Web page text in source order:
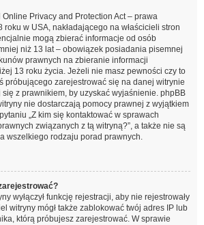
Online Privacy and Protection Act – prawa
w USA, nakładającego na właścicieli stron
mogą zbierać informacje od osób
niż 13 lat – obowiązek posiadania pisemnej
prawnych na zbieranie informacji
13 roku życia. Jeżeli nie masz pewności czy to
próbującego zarejestrować się na danej witrynie
z prawnikiem, by uzyskać wyjaśnienie. phpBB
nie dostarczają pomocy prawnej z wyjątkiem
„Z kim się kontaktować w sprawach
związanych z tą witryną?”, a także nie są
wszelkiego rodzaju porad prawnych.
wyłączył funkcję rejestracji, aby nie rejestrowały
witryny mógł także zablokować twój adres IP lub
którą próbujesz zarejestrować. W sprawie